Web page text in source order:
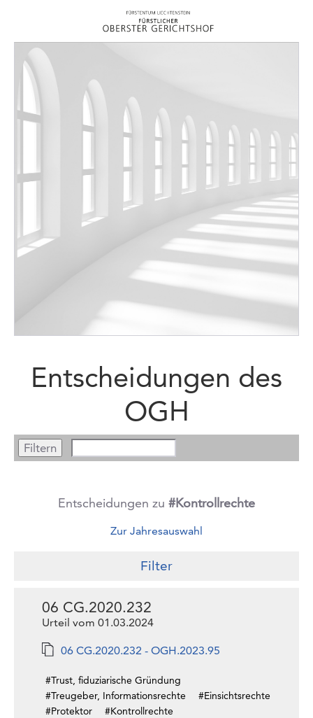
Entscheidungen des
OGH
Entscheidungen zu #Kontrollrechte
Zur Jahresauswahl
Filter
06 CG.2020.232
Urteil vom 01.03.2024
06 CG.2020.232 - OGH.2023.95
#Trust, fiduziarische Gründung
#Treugeber, Informationsrechte
#Einsichtsrechte
#Protektor
#Kontrollrechte